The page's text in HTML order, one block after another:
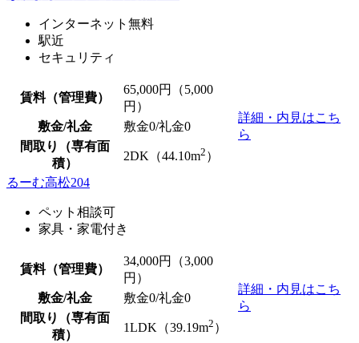
インターネット無料
駅近
セキュリティ
賃料（管理費）
65,000円（5,000
円）
詳細・内見はこち
ら
敷金/礼金 敷金0/礼金0
間取り（専有面
積）
2DK（44.10m2 ）
るーむ高松204
ペット相談可
家具・家電付き
賃料（管理費）
34,000円（3,000
円）
詳細・内見はこち
ら
敷金/礼金 敷金0/礼金0
間取り（専有面
積）
1LDK（39.19m2 ）